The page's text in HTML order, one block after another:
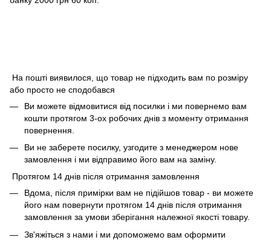
На пошті виявилося, що товар не підходить вам по розміру
або просто не сподобався
Ви можете відмовитися від посилки і ми повернемо вам
кошти протягом 3-ох робочих днів з моменту отримання
повернення.
Ви не заберете посилку, узгодите з менеджером нове
замовлення і ми відправимо його вам на заміну.
Протягом 14 днів після отримання замовлення
Вдома, після примірки вам не підійшов товар - ви можете
його нам повернути протягом 14 днів після отримання
замовлення за умови зберігання належної якості товару.
Зв'яжіться з нами і ми допоможемо вам оформити